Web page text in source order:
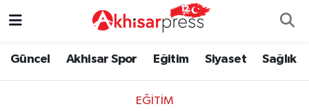
Güncel Akhisar Spor Eğitim Siyaset Sağlık
EĞITIM
Güncel
Magazin
Güncel
Manisa Nöbetçi Eczaneler